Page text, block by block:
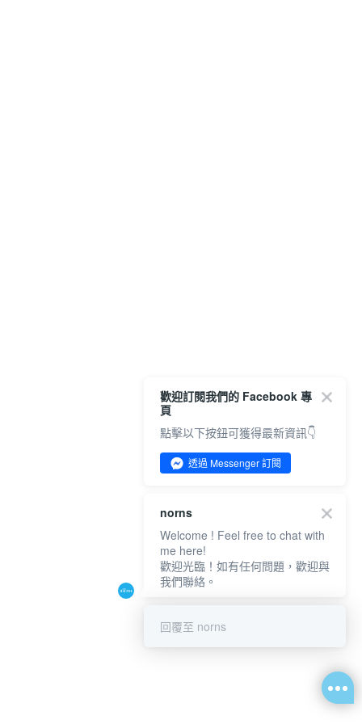
歡迎訂閱我們的 Facebook 專
頁
點擊以下按鈕可獲得最新資訊👇
透過 Messenger 訂閱
norns
Welcome ! Feel free to chat with
me here!
歡迎光臨！如有任何問題，歡迎與
我們聯絡。
回覆至 norns